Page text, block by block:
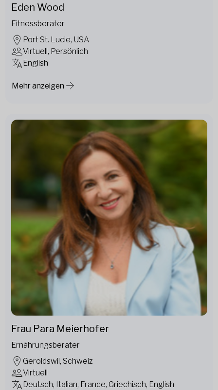
Eden Wood
Fitnessberater
Port St. Lucie, USA
Virtuell, Persönlich
English
Mehr anzeigen
Frau Para Meierhofer
Ernährungsberater
Geroldswil, Schweiz
Virtuell
Deutsch, Italian, France, Griechisch, English